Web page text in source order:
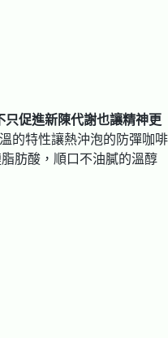
促進新陳代謝也讓精神更
的特性讓熱沖泡的防彈咖啡
肪酸，順口不油膩的溫醇